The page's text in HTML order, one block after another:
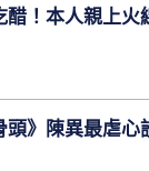
！本人親上火
頭》陳異最虐